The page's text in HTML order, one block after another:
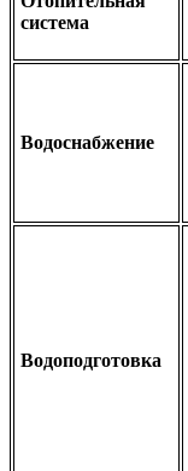
система
Водоснабжение
Водоподготовка